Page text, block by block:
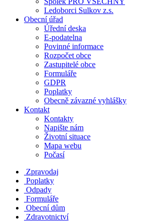
Ledoborci Sulkov z.s.
Obecní úřad
Úřední deska
E-podatelna
Povinné informace
Rozpočet obce
Zastupitelé obce
Formuláře
GDPR
Poplatky
Obecně závazné vyhlášky
Kontakt
Kontakty
Napište nám
Životní situace
Mapa webu
Počasí
Zpravodaj
Poplatky
Odpady
Formuláře
Obecní dům
Zdravotnictví